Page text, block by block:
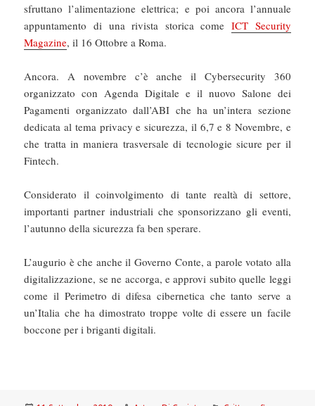
sfruttano l’alimentazione elettrica; e poi ancora l’annuale
appuntamento di una rivista storica come ICT Security
Magazine, il 16 Ottobre a Roma.
Ancora. A novembre c’è anche il Cybersecurity 360
organizzato con Agenda Digitale e il nuovo Salone dei
Pagamenti organizzato dall’ABI che ha un’intera sezione
dedicata al tema privacy e sicurezza, il 6,7 e 8 Novembre, e
che tratta in maniera trasversale di tecnologie sicure per il
Fintech.
Considerato il coinvolgimento di tante realtà di settore,
importanti partner industriali che sponsorizzano gli eventi,
l’autunno della sicurezza fa ben sperare.
L’augurio è che anche il Governo Conte, a parole votato alla
digitalizzazione, se ne accorga, e approvi subito quelle leggi
come il Perimetro di difesa cibernetica che tanto serve a
un’Italia che ha dimostrato troppe volte di essere un facile
boccone per i briganti digitali.